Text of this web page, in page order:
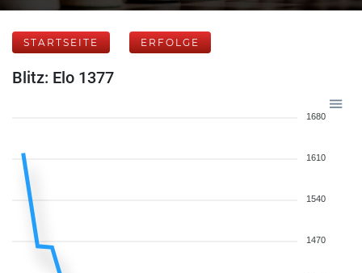
STARTSEITE ERFOLGE
Blitz: Elo 1377
1680
1610
1540
1470